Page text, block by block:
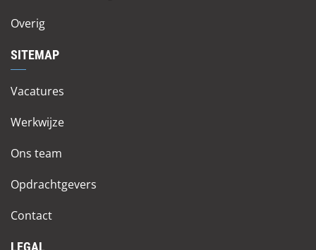
Overig
SITEMAP
Vacatures
Werkwijze
Ons team
Opdrachtgevers
Contact
LEGAL